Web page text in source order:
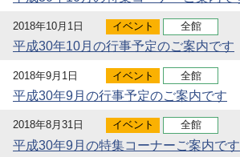
2018年10月1日 イベント 全館
平成30年10月の行事予定のご案内です
2018年9月1日 イベント 全館
平成30年9月の行事予定のご案内です
2018年8月31日 イベント 全館
平成30年9月の特集コーナーご案内です